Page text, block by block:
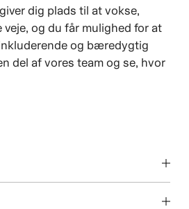
dig plads til at vokse,
og du får mulighed for at
og bæredygtig
del af vores team og se, hvor